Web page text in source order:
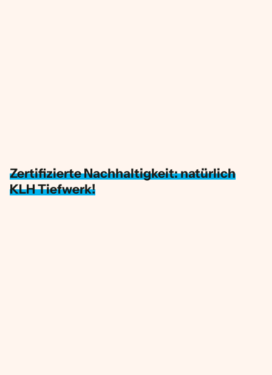
Zertifizierte Nachhaltigkeit: natürlich
KLH Tiefwerk!